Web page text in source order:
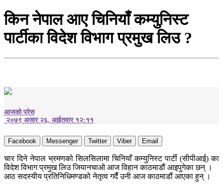
किन नेपाल आए चिनियाँ कम्युनिस्ट
पार्टीका विदेश विभाग प्रमुख लिउ ?
आजको प्रेस
२०७९ असार २६, आईतवार १२:११
Facebook Messenger Twitter Viber Email
चार दिने नेपाल भ्रमणको सिलसिलामा चिनियाँ कम्युनिस्ट पार्टी (सीपीआई) का
विदेश विभाग प्रमुख लिउ जियानचाओ आज विहान काठमाडौं आइपुगेका छन् ।
आठ सदस्यीय प्रतिनिधिमण्डको नेतृत्व गर्दै उनी आज काठमाडौं आएका हुन् ।